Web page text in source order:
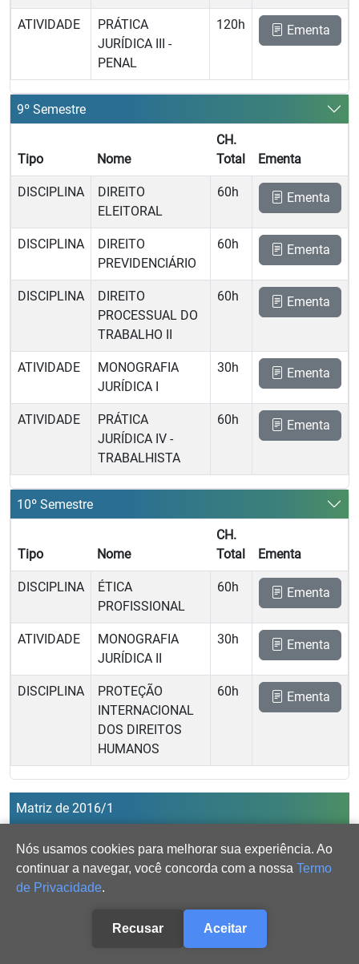
ATIVIDADE
PRÁTICA
JURÍDICA III -
PENAL
120h Ementa
9º Semestre
Tipo Nome
CH.
Total
Ementa
DISCIPLINA
DIREITO
ELEITORAL
60h Ementa
DISCIPLINA
DIREITO
PREVIDENCIÁRIO
60h Ementa
DISCIPLINA
DIREITO
PROCESSUAL DO
TRABALHO II
60h Ementa
ATIVIDADE
MONOGRAFIA
JURÍDICA I
30h Ementa
ATIVIDADE
PRÁTICA
JURÍDICA IV -
TRABALHISTA
60h Ementa
10º Semestre
Tipo Nome
CH.
Total
Ementa
DISCIPLINA
ÉTICA
PROFISSIONAL
60h Ementa
ATIVIDADE
MONOGRAFIA
JURÍDICA II
30h Ementa
DISCIPLINA
PROTEÇÃO
INTERNACIONAL
DOS DIREITOS
HUMANOS
60h Ementa
Matriz de 2016/1
Componentes Optativos
Tipo Nome
CH.
ATIVIDADES
COMPLEMENTAR
150h
Nós usamos cookies para melhorar sua experiência. Ao
continuar a navegar, você concorda com a nossa Termo
de Privacidade.
Recusar Aceitar